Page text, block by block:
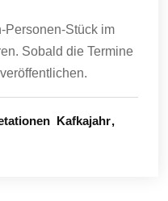
Personen-Stück im
Sobald die Termine
Kafkajahr